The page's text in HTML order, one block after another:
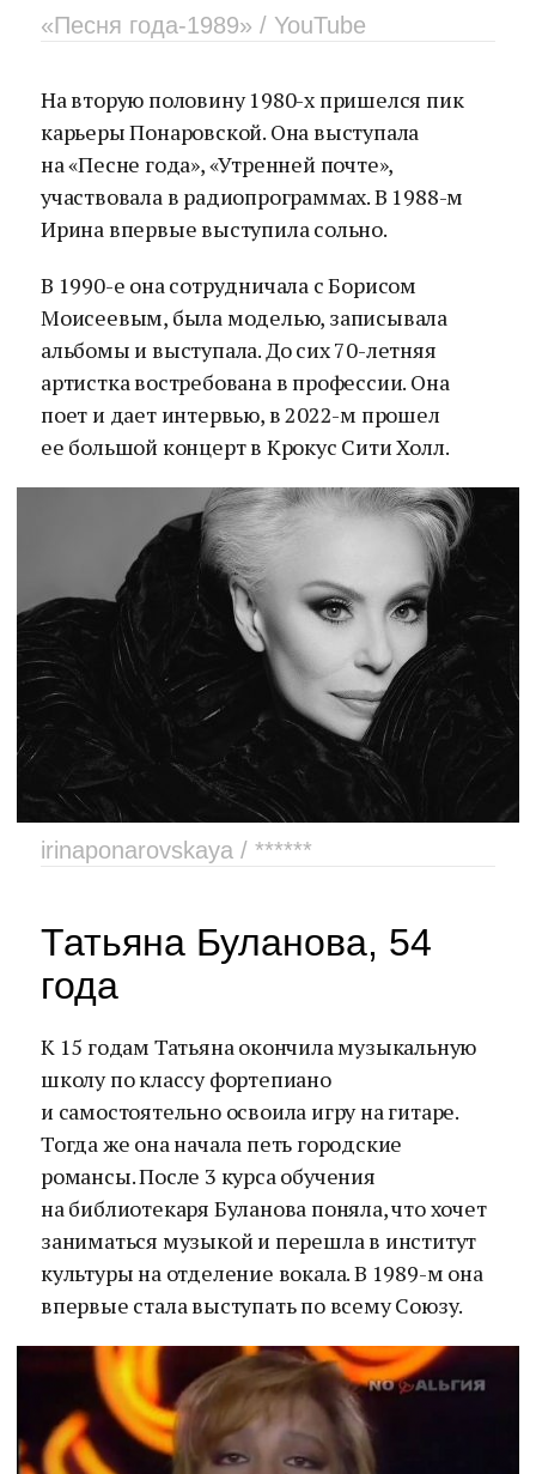
«Песня года-1989» / YouTube
На вторую половину 1980-х пришелся пик
карьеры Понаровской. Она выступала
на «Песне года», «Утренней почте»,
участвовала в радиопрограммах. В 1988-м
Ирина впервые выступила сольно.
В 1990-е она сотрудничала с Борисом
Моисеевым, была моделью, записывала
альбомы и выступала. До сих 70-летняя
артистка востребована в профессии. Она
поет и дает интервью, в 2022-м прошел
ее большой концерт в Крокус Сити Холл.
irinaponarovskaya / ******
Татьяна Буланова, 54
года
К 15 годам Татьяна окончила музыкальную
школу по классу фортепиано
и самостоятельно освоила игру на гитаре.
Тогда же она начала петь городские
романсы. После 3 курса обучения
на библиотекаря Буланова поняла, что хочет
заниматься музыкой и перешла в институт
культуры на отделение вокала. В 1989-м она
впервые стала выступать по всему Союзу.